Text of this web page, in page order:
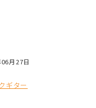
月27日
ギター